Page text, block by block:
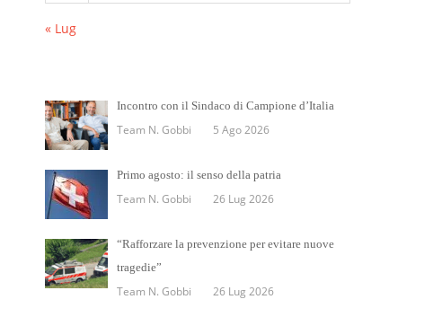
« Lug
Incontro con il Sindaco di Campione d’Italia
Team N. Gobbi 5 Ago 2026
Primo agosto: il senso della patria
Team N. Gobbi 26 Lug 2026
“Rafforzare la prevenzione per evitare nuove
tragedie”
Team N. Gobbi 26 Lug 2026